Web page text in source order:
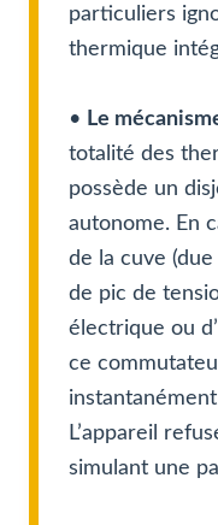
particuliers
thermique
• Le
totalité des
possède un
autonome. En
de la cuve
de pic de
électrique ou
ce
L’appareil
simulant une